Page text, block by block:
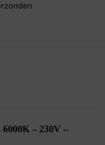
– 230V –